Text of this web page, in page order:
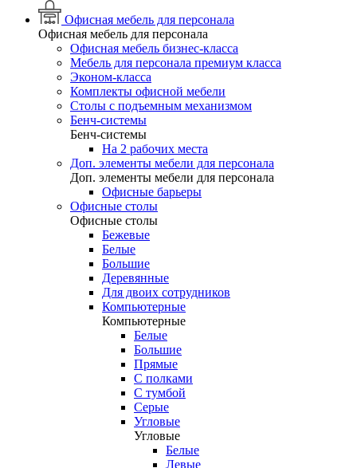
Офисная мебель для персонала
Офисная мебель для персонала
Офисная мебель бизнес-класса
Мебель для персонала премиум класса
Эконом-класса
Комплекты офисной мебели
Столы с подъемным механизмом
Бенч-системы
Бенч-системы
На 2 рабочих места
Доп. элементы мебели для персонала
Доп. элементы мебели для персонала
Офисные барьеры
Офисные столы
Офисные столы
Бежевые
Белые
Большие
Деревянные
Для двоих сотрудников
Компьютерные
Компьютерные
Белые
Большие
Прямые
С полками
С тумбой
Серые
Угловые
Угловые
Белые
Левые